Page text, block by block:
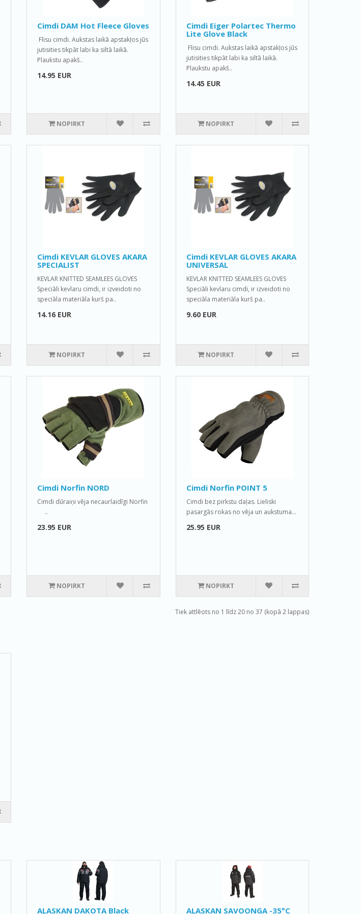
Cimdi DAM Hot Fleece Gloves
Flisu cimdi. Aukstas laikā apstakļos jūs
jutisities tikpāt labi ka siltā laikā.
Plaukstu apakš..
14.95 EUR
NOPIRKT
Cimdi Eiger Polartec Thermo
Lite Glove Black
Flisu cimdi. Aukstas laikā apstakļos jūs
jutisities tikpāt labi ka siltā laikā.
Plaukstu apakš..
14.45 EUR
NOPIRKT
Cimdi KEVLAR GLOVES AKARA
SPECIALIST
KEVLAR KNITTED SEAMLEES GLOVES
Speciāli kevlaru cimdi, ir izveidoti no
speciāla materiāla kurš pa..
14.16 EUR
NOPIRKT
Cimdi KEVLAR GLOVES AKARA
UNIVERSAL
KEVLAR KNITTED SEAMLEES GLOVES
Speciāli kevlaru cimdi, ir izveidoti no
speciāla materiāla kurš pa..
9.60 EUR
NOPIRKT
Cimdi Norfin NORD
Cimdi dūraiņi vēja necaurlaidīgi Norfin
..
23.95 EUR
NOPIRKT
Cimdi Norfin POINT 5
Cimdi bez pirkstu daļas. Lieliski
pasargās rokas no vēja un aukstuma...
25.95 EUR
NOPIRKT
Tiek attlēots no 1 līdz 20 no 37 (kopā 2 lappas)
ALASKAN DAKOTA Black
ALASKAN SAVOONGA -35°C